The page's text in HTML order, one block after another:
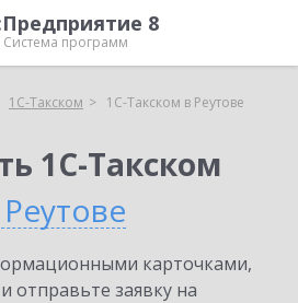
8
Система программ
1С-Такском 1С-Такском в Реутове
1С-Такском
карточками,
отправьте заявку на